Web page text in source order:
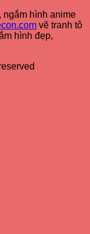
ngắm hình anime
vẽ tranh tô
hình đẹp,